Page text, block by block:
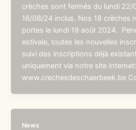
crèches sont fermés du lundi 22/
16/08/24 inclus. Nos 18 crèches
portes le lundi 19 août 2024.
estivale, toutes les nouvelles
suivi des inscriptions déjà
uniquement via notre site internet:
www.crechesdeschaerbeek.be
News